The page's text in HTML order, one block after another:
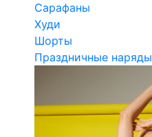
Сарафаны
Худи
Шорты
Праздничные наряды